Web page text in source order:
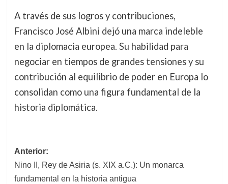
A través de sus logros y contribuciones,
Francisco José Albini dejó una marca indeleble
en la diplomacia europea. Su habilidad para
negociar en tiempos de grandes tensiones y su
contribución al equilibrio de poder en Europa lo
consolidan como una figura fundamental de la
historia diplomática.
Navegación
de
Anterior:
Nino II, Rey de Asiria (s. XIX a.C.): Un monarca
fundamental en la historia antigua